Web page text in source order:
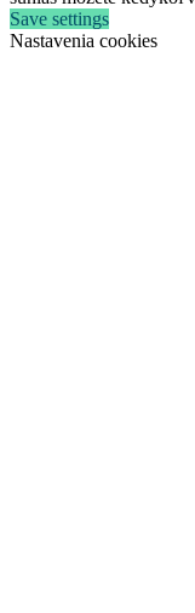
Save settings
Nastavenia cookies